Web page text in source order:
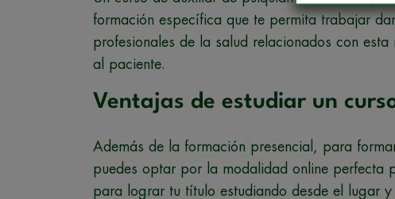
formación específica que te permita trabajar
profesionales de la salud relacionados con
al paciente.
Ventajas de estudiar un
Además de la formación presencial, para
puedes optar por la modalidad online perfecta
para lograr tu título estudiando desde el lugar